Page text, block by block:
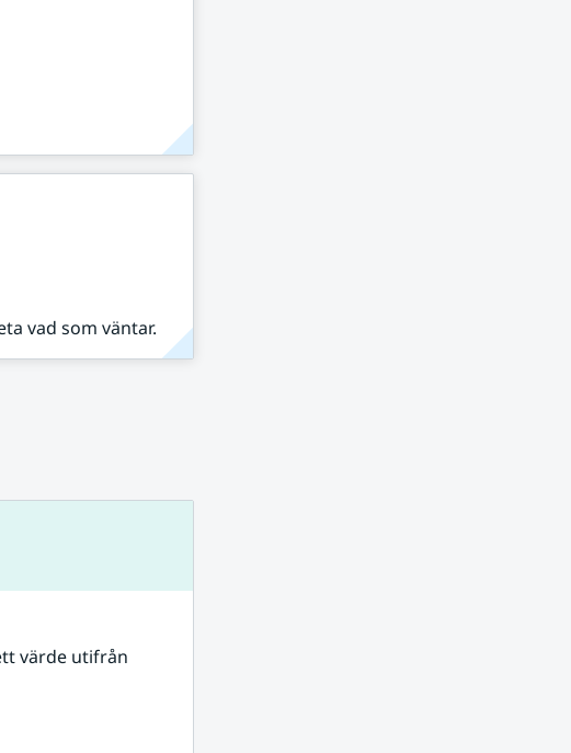
vad som väntar.
värde utifrån